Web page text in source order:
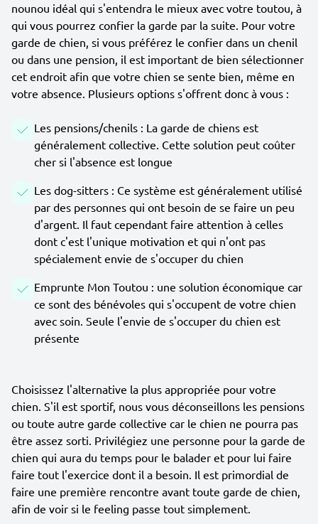
nounou idéal qui s'entendra le mieux avec votre toutou, à
qui vous pourrez confier la garde par la suite. Pour votre
garde de chien, si vous préférez le confier dans un chenil
ou dans une pension, il est important de bien sélectionner
cet endroit afin que votre chien se sente bien, même en
votre absence. Plusieurs options s'offrent donc à vous :
Les pensions/chenils : La garde de chiens est
généralement collective. Cette solution peut coûter
cher si l'absence est longue
Les dog-sitters : Ce système est généralement utilisé
par des personnes qui ont besoin de se faire un peu
d'argent. Il faut cependant faire attention à celles
dont c'est l'unique motivation et qui n'ont pas
spécialement envie de s'occuper du chien
Emprunte Mon Toutou : une solution économique car
ce sont des bénévoles qui s'occupent de votre chien
avec soin. Seule l'envie de s'occuper du chien est
présente
Choisissez l'alternative la plus appropriée pour votre
chien. S'il est sportif, nous vous déconseillons les pensions
ou toute autre garde collective car le chien ne pourra pas
être assez sorti. Privilégiez une personne pour la garde de
chien qui aura du temps pour le balader et pour lui faire
faire tout l'exercice dont il a besoin. Il est primordial de
faire une première rencontre avant toute garde de chien,
afin de voir si le feeling passe tout simplement.